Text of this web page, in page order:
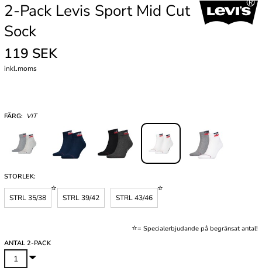
2-Pack Levis Sport Mid Cut
Sock
119 SEK
inkl.moms
FÄRG: VIT
STORLEK:
STRL 35/38 STRL 39/42 STRL 43/46
⭐= Specialerbjudande på begränsat antal!
ANTAL 2-PACK